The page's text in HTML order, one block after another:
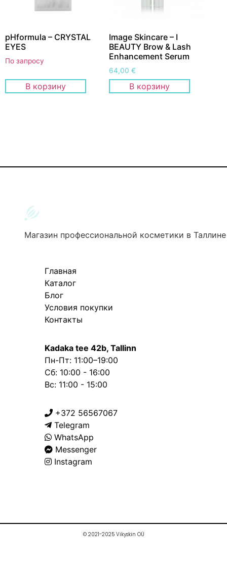
pHformula – CRYSTAL
EYES
По запросу
В корзину
Image Skincare – I
BEAUTY Brow & Lash
Enhancement Serum
64,00€
В корзину
Магазин профессиональной косметики в Таллине
Главная
Каталог
Блог
Условия покупки
Контакты
Kadaka tee 42b, Tallinn
Пн-Пт: 11:00–19:00
Сб: 10:00 - 16:00
Вс: 11:00 - 15:00
+372 56567067
Telegram
WhatsApp
Messenger
Instagram
© 2021-2025 Vikyskin OÜ